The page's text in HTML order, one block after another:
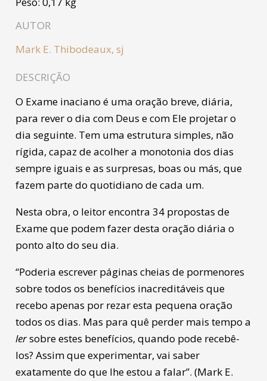
AUTOR
Mark E. Thibodeaux, sj
DESCRIÇÃO
O Exame inaciano é uma oração breve, diária,
para rever o dia com Deus e com Ele projetar o
dia seguinte. Tem uma estrutura simples, não
rígida, capaz de acolher a monotonia dos dias
sempre iguais e as surpresas, boas ou más, que
fazem parte do quotidiano de cada um.
Nesta obra, o leitor encontra 34 propostas de
Exame que podem fazer desta oração diária o
ponto alto do seu dia.
“Poderia escrever páginas cheias de pormenores
sobre todos os benefícios inacreditáveis que
recebo apenas por rezar esta pequena oração
todos os dias. Mas para quê perder mais tempo a
lersobre estes benefícios, quando pode recebê-
los? Assim que experimentar, vai saber
exatamente do que lhe estou a falar”. (Mark E.